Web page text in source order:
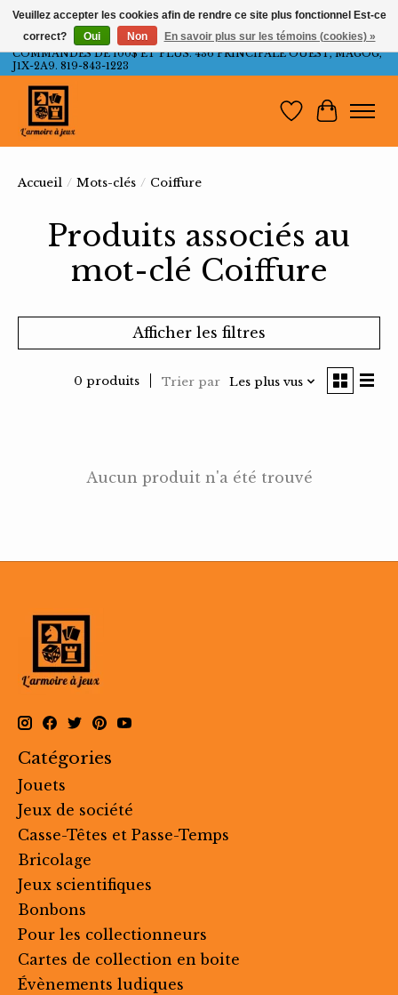
LIVRAISON GRATUITE AU QUÉBEC ET ONTARIO POUR LES
COMMANDES DE 100$ ET PLUS. 436 PRINCIPALE OUEST, MAGOG,
J1X-2A9. 819-843-1223
Liste dePanier
Accueil / Mots-clés / Coiffure
Produits associés au
mot-clé Coiffure
Afficher les filtres
0 produits Trier par Les plus vus
Aucun produit n'a été trouvé
Catégories
Jouets
Jeux de société
Casse-Têtes et Passe-Temps
Bricolage
Jeux scientifiques
Bonbons
Pour les collectionneurs
Cartes de collection en boite
Évènements ludiques
Veuillez accepter les cookies afin de rendre ce site plus fonctionnel Est-ce
correct?
Oui Non En savoir plus sur les témoins (cookies) »